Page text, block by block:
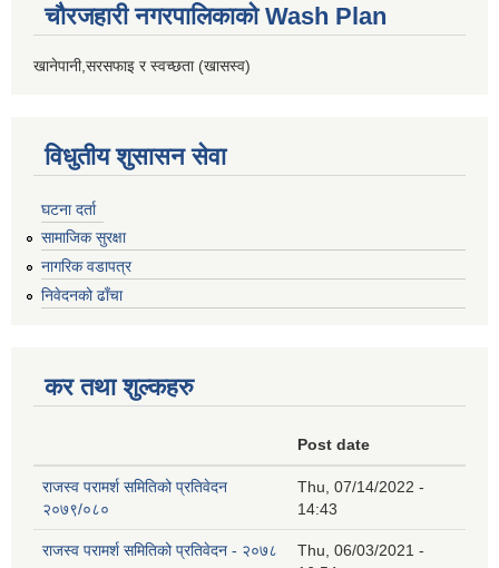
चौरजहारी नगरपालिकाको Wash Plan
खानेपानी,सरसफाइ र स्वच्छता (खासस्व)
विधुतीय शुसासन सेवा
घटना दर्ता
सामाजिक सुरक्षा
नागरिक वडापत्र
निवेदनको ढाँचा
कर तथा शुल्कहरु
Post date
राजस्व परामर्श समितिको प्रतिवेदन
२०७९/०८०
Thu, 07/14/2022 -
14:43
राजस्व परामर्श समितिको प्रतिवेदन - २०७८
Thu, 06/03/2021 -